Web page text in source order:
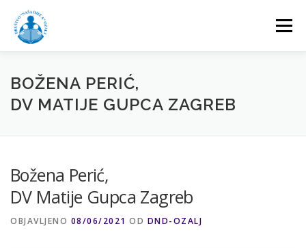
sadržaj
Izbornik
NASLOVNA O NAMA
GALERIJA KONTAKT
BOŽENA PERIĆ,
DV MATIJE GUPCA ZAGREB
Božena Perić,
DV Matije Gupca Zagreb
OBJAVLJENO 08/06/2021 OD DND-OZALJ